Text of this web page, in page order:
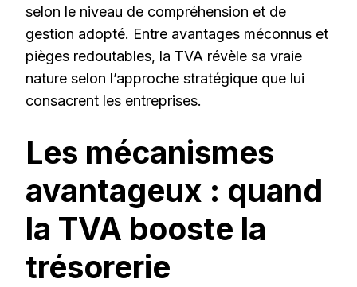
selon le niveau de compréhension et de
gestion adopté. Entre avantages méconnus et
pièges redoutables, la TVA révèle sa vraie
nature selon l’approche stratégique que lui
consacrent les entreprises.
Les mécanismes
avantageux : quand
la TVA booste la
trésorerie